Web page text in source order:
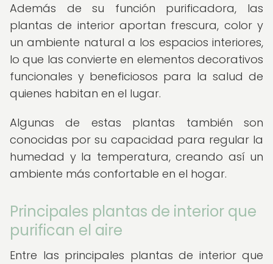
Además de su función purificadora, las
plantas de interior aportan frescura, color y
un ambiente natural a los espacios interiores,
lo que las convierte en elementos decorativos
funcionales y beneficiosos para la salud de
quienes habitan en el lugar.
Algunas de estas plantas también son
conocidas por su capacidad para regular la
humedad y la temperatura, creando así un
ambiente más confortable en el hogar.
Principales plantas de interior que
purifican el aire
Entre las principales plantas de interior que